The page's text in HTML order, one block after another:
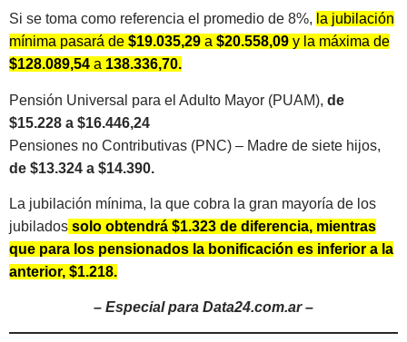
Si se toma como referencia el promedio de 8%, la jubilación
mínima pasará de $19.035,29 a $20.558,09 y la máxima de
$128.089,54 a 138.336,70.
Pensión Universal para el Adulto Mayor (PUAM), de
$15.228 a $16.446,24
Pensiones no Contributivas (PNC) – Madre de siete hijos,
de $13.324 a $14.390.
La jubilación mínima, la que cobra la gran mayoría de los
jubilados solo obtendrá $1.323 de diferencia, mientras
que para los pensionados la bonificación es inferior a la
anterior, $1.218.
– Especial para Data24.com.ar –